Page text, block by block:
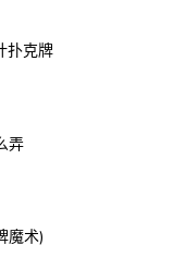
扑克牌
弄
魔术)